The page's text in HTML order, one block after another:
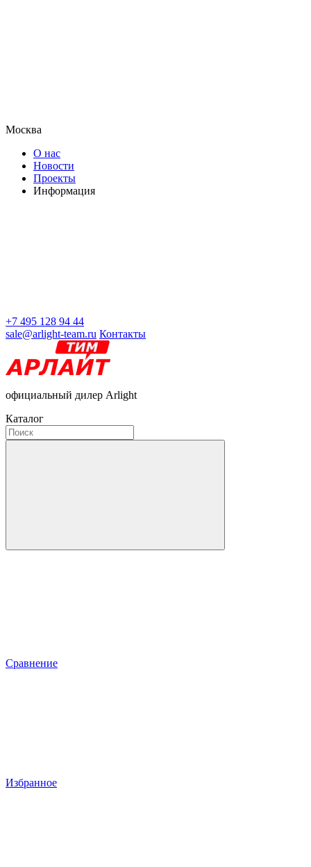
Москва
О нас
Новости
Проекты
Информация
+7 495 128 94 44
sale@arlight-team.ru Контакты
официальный дилер Arlight
Каталог
Сравнение
Избранное